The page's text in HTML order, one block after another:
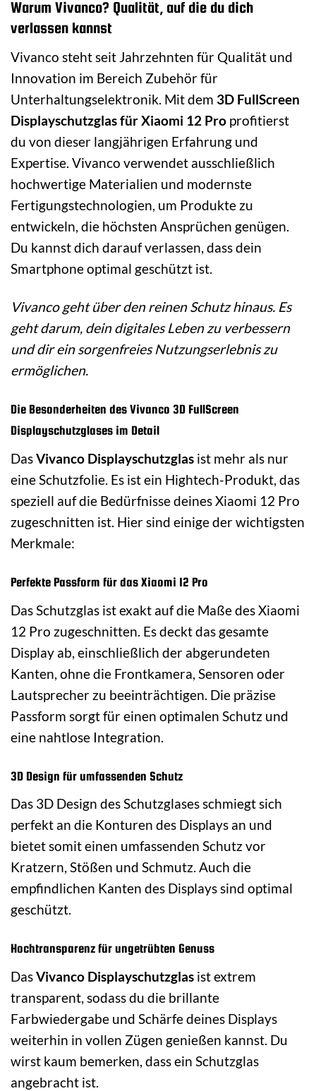
Warum Vivanco? Qualität, auf die du dich
verlassen kannst
Vivanco steht seit Jahrzehnten für Qualität und
Innovation im Bereich Zubehör für
Unterhaltungselektronik. Mit dem 3D FullScreen
Displayschutzglas für Xiaomi 12 Pro profitierst
du von dieser langjährigen Erfahrung und
Expertise. Vivanco verwendet ausschließlich
hochwertige Materialien und modernste
Fertigungstechnologien, um Produkte zu
entwickeln, die höchsten Ansprüchen genügen.
Du kannst dich darauf verlassen, dass dein
Smartphone optimal geschützt ist.
Vivanco geht über den reinen Schutz hinaus. Es
geht darum, dein digitales Leben zu verbessern
und dir ein sorgenfreies Nutzungserlebnis zu
ermöglichen.
Die Besonderheiten des Vivanco 3D FullScreen
Displayschutzglases im Detail
DasVivanco Displayschutzglas ist mehr als nur
eine Schutzfolie. Es ist ein Hightech-Produkt, das
speziell auf die Bedürfnisse deines Xiaomi 12 Pro
zugeschnitten ist. Hier sind einige der wichtigsten
Merkmale:
Perfekte Passform für das Xiaomi 12 Pro
Das Schutzglas ist exakt auf die Maße des Xiaomi
12 Pro zugeschnitten. Es deckt das gesamte
Display ab, einschließlich der abgerundeten
Kanten, ohne die Frontkamera, Sensoren oder
Lautsprecher zu beeinträchtigen. Die präzise
Passform sorgt für einen optimalen Schutz und
eine nahtlose Integration.
3D Design für umfassenden Schutz
Das 3D Design des Schutzglases schmiegt sich
perfekt an die Konturen des Displays an und
bietet somit einen umfassenden Schutz vor
Kratzern, Stößen und Schmutz. Auch die
empfindlichen Kanten des Displays sind optimal
geschützt.
Hochtransparenz für ungetrübten Genuss
DasVivanco Displayschutzglas ist extrem
transparent, sodass du die brillante
Farbwiedergabe und Schärfe deines Displays
weiterhin in vollen Zügen genießen kannst. Du
wirst kaum bemerken, dass ein Schutzglas
angebracht ist.